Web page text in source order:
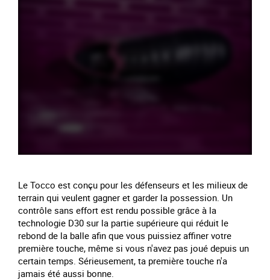
Le Tocco est conçu pour les défenseurs et les milieux de
terrain qui veulent gagner et garder la possession. Un
contrôle sans effort est rendu possible grâce à la
technologie D30 sur la partie supérieure qui réduit le
rebond de la balle afin que vous puissiez affiner votre
première touche, même si vous n'avez pas joué depuis un
certain temps. Sérieusement, ta première touche n'a
jamais été aussi bonne.